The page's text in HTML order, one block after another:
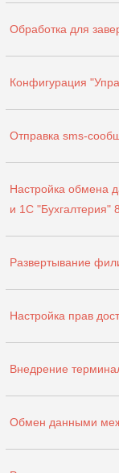
Обработка для
Конфигурация
Отправка sms-
Настройка обмена
и 1С "Бухгалтерия"
Развертывание
Настройка прав
Внедрение
Обмен данными